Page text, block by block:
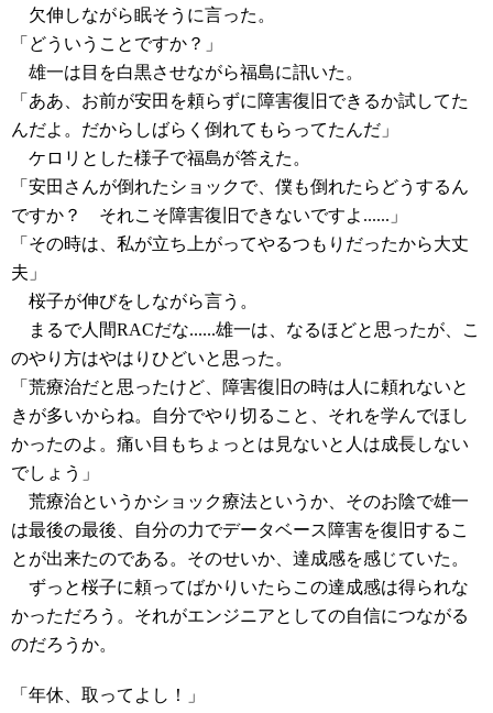
欠伸しながら眠そうに言った。
「どういうことですか？」
雄一は目を白黒させながら福島に訊いた。
「ああ、お前が安田を頼らずに障害復旧できるか試してた
んだよ。だからしばらく倒れてもらってたんだ」
ケロリとした様子で福島が答えた。
「安田さんが倒れたショックで、僕も倒れたらどうするん
ですか？ それこそ障害復旧できないですよ......」
「その時は、私が立ち上がってやるつもりだったから大丈
夫」
桜子が伸びをしながら言う。
まるで人間RACだな......雄一は、なるほどと思ったが、こ
のやり方はやはりひどいと思った。
「荒療治だと思ったけど、障害復旧の時は人に頼れないと
きが多いからね。自分でやり切ること、それを学んでほし
かったのよ。痛い目もちょっとは見ないと人は成長しない
でしょう」
荒療治というかショック療法というか、そのお陰で雄一
は最後の最後、自分の力でデータベース障害を復旧するこ
とが出来たのである。そのせいか、達成感を感じていた。
ずっと桜子に頼ってばかりいたらこの達成感は得られな
かっただろう。それがエンジニアとしての自信につながる
のだろうか。
「年休、取ってよし！」